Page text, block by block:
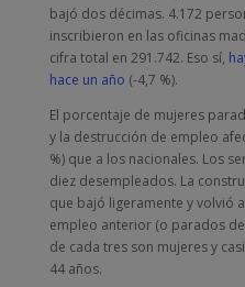
bajó dos décimas. 4.172
inscribieron en las oficinas
cifra total en 291.742. Eso sí,
hace un año (-4,7 %).
El porcentaje de mujeres
y la destrucción de empleo
%) que a los nacionales. Los
diez desempleados. La
que bajó ligeramente y volvió
empleo anterior (o parados
de cada tres son mujeres y
44 años.